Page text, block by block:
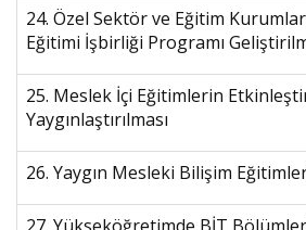
24. Özel Sektör ve Eğitim
Eğitimi İşbirliği Programı
25. Meslek İçi Eğitimlerin
Yaygınlaştırılması
26. Yaygın Mesleki Bilişim